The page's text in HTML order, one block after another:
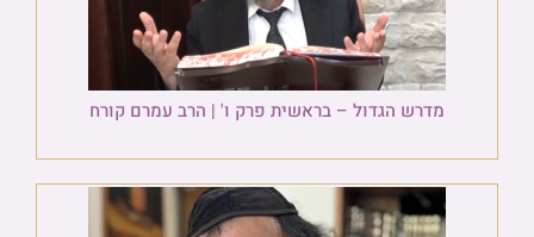
מדרש הגדול – בראשית פרק ו' | הרב עמרם קורח